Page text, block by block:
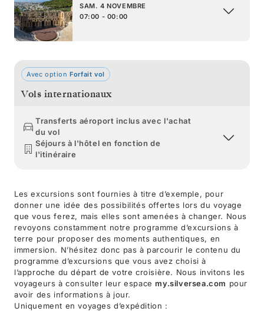
SAM. 4 NOVEMBRE
07:00 - 00:00
Avec option Forfait vol
Vols internationaux
Transferts aéroport inclus avec l'achat
du vol
Séjours à l'hôtel en fonction de
l'itinéraire
Les excursions sont fournies à titre d’exemple, pour
donner une idée des possibilités offertes lors du voyage
que vous ferez, mais elles sont amenées à changer. Nous
revoyons constamment notre programme d’excursions à
terre pour proposer des moments authentiques, en
immersion. N’hésitez donc pas à parcourir le contenu du
programme d’excursions que vous avez choisi à
l’approche du départ de votre croisière. Nous invitons les
voyageurs à consulter leur espacemy.silversea.com pour
avoir des informations à jour.
Uniquement en voyages d’expédition :